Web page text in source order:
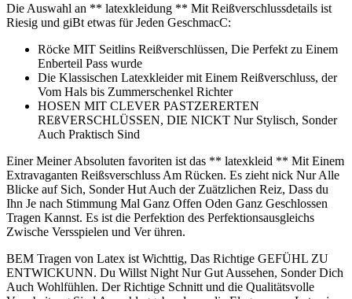
Die Auswahl an⁢ ** latexkleidung⁢ ** ‍Mit Reißverschlussdetails ist ​
Riesig und‌ giBt ‌etwas für Jeden ⁤GeschmacC:
Röcke MIT Seitlins Reißverschlüssen, Die Perfekt zu Einem
Enberteil Pass wurde
Die Klassischen Latexkleider⁤ mit ⁢Einem Reißverschluss, der
Vom Hals bis Zummerschenkel Richter
HOSEN MIT CLEVER ⁢PASTZERERTEN
REßVERSCHLÜSSEN, DIE NICKT Nur⁣ Stylisch,⁢ Sonder‌
Auch Praktisch Sind
Einer Meiner Absoluten favoriten ist das ** latexkleid **⁣ Mit ⁢Einem
Extravaganten Reißsverschluss Am‌ Rücken. Es zieht⁣ nick Nur Alle
Blicke auf Sich, Sonder Hut⁢ Auch der Zuätzlichen Reiz, Dass du
Ihn Je nach Stimmung‌ Mal Ganz ‌Offen Oden Ganz Geschlossen
Tragen‍ Kannst. Es ist die ‍Perfektion des⁣ Perfektionsausgleichs
Zwische Versspielen‌ und Ver ⁢ühren.
BEM‌ Tragen von Latex ist Wichttig, Das Richtige GEFÜHL ​ZU
ENTWICKUNN. Du ‍Willst Night Nur‌ Gut Aussehen, Sonder Dich
Auch Wohlfühlen. Der ​Richtige ⁢Schnitt und die ⁢Qualitätsvolle